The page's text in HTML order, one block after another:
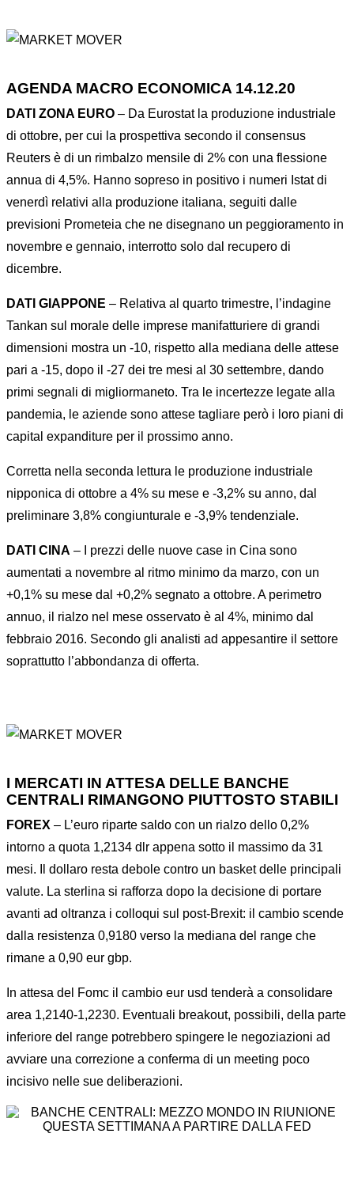
AGENDA MACRO ECONOMICA 14.12.20
DATI ZONA EURO – Da Eurostat la produzione industriale
di ottobre, per cui la prospettiva secondo il consensus
Reuters è di un rimbalzo mensile di 2% con una flessione
annua di 4,5%. Hanno sopreso in positivo i numeri Istat di
venerdì relativi alla produzione italiana, seguiti dalle
previsioni Prometeia che ne disegnano un peggioramento in
novembre e gennaio, interrotto solo dal recupero di
dicembre.
DATI GIAPPONE – Relativa al quarto trimestre, l’indagine
Tankan sul morale delle imprese manifatturiere di grandi
dimensioni mostra un -10, rispetto alla mediana delle attese
pari a -15, dopo il -27 dei tre mesi al 30 settembre, dando
primi segnali di migliormaneto. Tra le incertezze legate alla
pandemia, le aziende sono attese tagliare però i loro piani di
capital expanditure per il prossimo anno.
Corretta nella seconda lettura le produzione industriale
nipponica di ottobre a 4% su mese e -3,2% su anno, dal
preliminare 3,8% congiunturale e -3,9% tendenziale.
DATI CINA – I prezzi delle nuove case in Cina sono
aumentati a novembre al ritmo minimo da marzo, con un
+0,1% su mese dal +0,2% segnato a ottobre. A perimetro
annuo, il rialzo nel mese osservato è al 4%, minimo dal
febbraio 2016. Secondo gli analisti ad appesantire il settore
soprattutto l’abbondanza di offerta.
I MERCATI IN ATTESA DELLE BANCHE
CENTRALI RIMANGONO PIUTTOSTO STABILI
FOREX – L’euro riparte saldo con un rialzo dello 0,2%
intorno a quota 1,2134 dlr appena sotto il massimo da 31
mesi. Il dollaro resta debole contro un basket delle principali
valute. La sterlina si rafforza dopo la decisione di portare
avanti ad oltranza i colloqui sul post-Brexit: il cambio scende
dalla resistenza 0,9180 verso la mediana del range che
rimane a 0,90 eur gbp.
In attesa del Fomc il cambio eur usd tenderà a consolidare
area 1,2140-1,2230. Eventuali breakout, possibili, della parte
inferiore del range potrebbero spingere le negoziazioni ad
avviare una correzione a conferma di un meeting poco
incisivo nelle sue deliberazioni.